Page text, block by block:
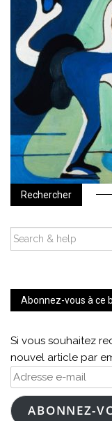
Rechercher
SEARCH
FOR:
Abonnez-vous à ce
Si vous souhaitez
nouvel article par
Adresse
e-
mailABONNEZ-